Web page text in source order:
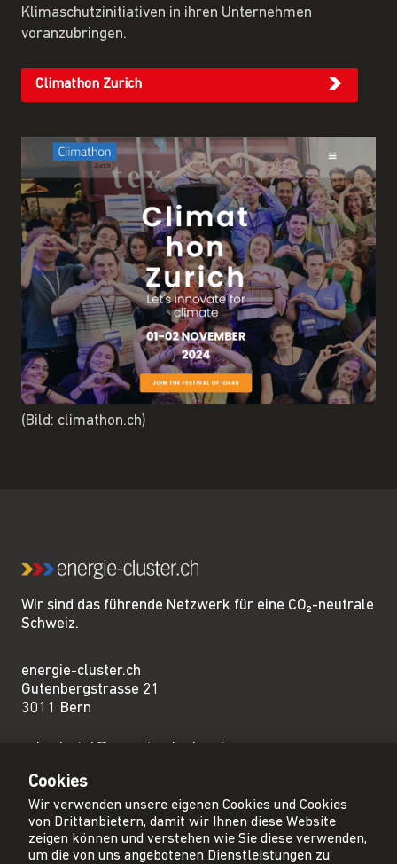
Klimaschutzinitiativen in ihren Unternehmen
voranzubringen.
Climathon Zurich
(Bild: climathon.ch)
Wir sind das führende Netzwerk für eine CO₂-neutrale
Schweiz.
energie-cluster.ch
Gutenbergstrasse 21
3011 Bern
sekretariat@energie-cluster.ch
Privacy Policy
Cookies
Wir verwenden unsere eigenen Cookies und Cookies
von Drittanbietern, damit wir Ihnen diese Website
zeigen können und verstehen wie Sie diese verwenden,
um die von uns angebotenen Dienstleistungen zu